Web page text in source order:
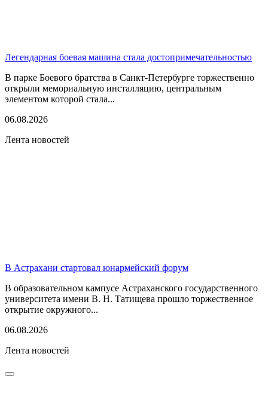
Легендарная боевая машина стала достопримечательностью
В парке Боевого братства в Санкт-Петербурге торжественно
открыли мемориальную инсталляцию, центральным
элементом которой стала...
06.08.2026
Лента новостей
В Астрахани стартовал юнармейский форум
В образовательном кампусе Астраханского государственного
университета имени В. Н. Татищева прошло торжественное
открытие окружного...
06.08.2026
Лента новостей